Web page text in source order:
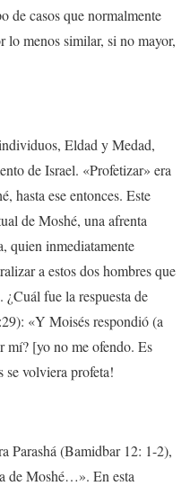
de casos que normalmente
lo menos similar, si no mayor,
Eldad y Medad,
de Israel. «Profetizar» era
hasta ese entonces. Este
de Moshé, una afrenta
quien inmediatamente
a estos dos hombres que
fue la respuesta de
«Y Moisés respondió (a
mí? [yo no me ofendo. Es
se volviera profeta!
Parashá (Bamidbar 12: 1-2),
de Moshé…». En esta